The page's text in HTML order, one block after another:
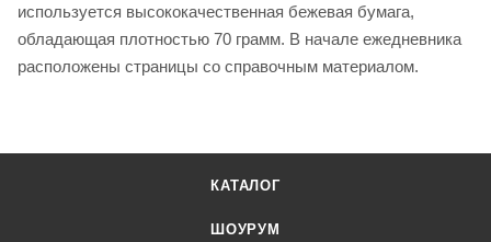
используется высококачественная бежевая бумага,
обладающая плотностью 70 грамм. В начале ежедневника
расположены страницы со справочным материалом.
КАТАЛОГ
ШОУРУМ